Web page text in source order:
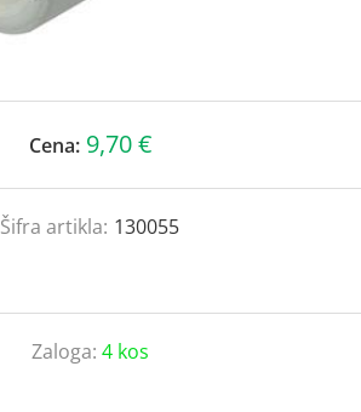
Cena: 9,70 €
Šifra artikla: 130055
Zaloga: 4 kos